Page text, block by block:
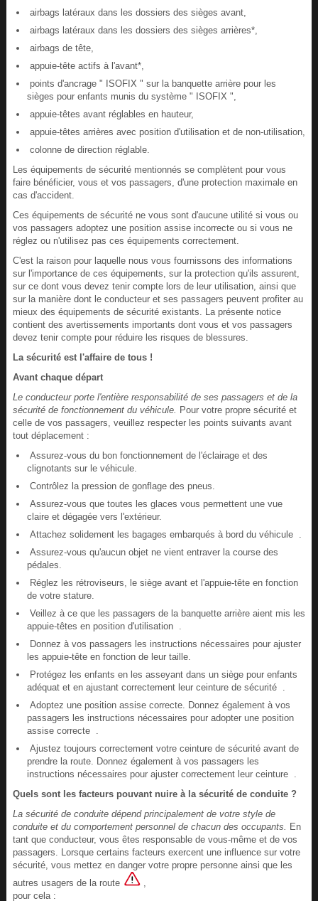
airbags latéraux dans les dossiers des sièges avant,
airbags latéraux dans les dossiers des sièges arrières*,
airbags de tête,
appuie-tête actifs à l'avant*,
points d'ancrage " ISOFIX " sur la banquette arrière pour les
sièges pour enfants munis du système " ISOFIX ",
appuie-têtes avant réglables en hauteur,
appuie-têtes arrières avec position d'utilisation et de non-utilisation,
colonne de direction réglable.
Les équipements de sécurité mentionnés se complètent pour vous
faire bénéficier, vous et vos passagers, d'une protection maximale en
cas d'accident.
Ces équipements de sécurité ne vous sont d'aucune utilité si vous ou
vos passagers adoptez une position assise incorrecte ou si vous ne
réglez ou n'utilisez pas ces équipements correctement.
C'est la raison pour laquelle nous vous fournissons des informations
sur l'importance de ces équipements, sur la protection qu'ils assurent,
sur ce dont vous devez tenir compte lors de leur utilisation, ainsi que
sur la manière dont le conducteur et ses passagers peuvent profiter au
mieux des équipements de sécurité existants. La présente notice
contient des avertissements importants dont vous et vos passagers
devez tenir compte pour réduire les risques de blessures.
La sécurité est l'affaire de tous !
Avant chaque départ
Le conducteur porte l'entière responsabilité de ses passagers et de la
sécurité de fonctionnement du véhicule. Pour votre propre sécurité et
celle de vos passagers, veuillez respecter les points suivants avant
tout déplacement :
Assurez-vous du bon fonctionnement de l'éclairage et des
clignotants sur le véhicule.
Contrôlez la pression de gonflage des pneus.
Assurez-vous que toutes les glaces vous permettent une vue
claire et dégagée vers l'extérieur.
Attachez solidement les bagages embarqués à bord du véhicule .
Assurez-vous qu'aucun objet ne vient entraver la course des
pédales.
Réglez les rétroviseurs, le siège avant et l'appuie-tête en fonction
de votre stature.
Veillez à ce que les passagers de la banquette arrière aient mis les
appuie-têtes en position d'utilisation .
Donnez à vos passagers les instructions nécessaires pour ajuster
les appuie-tête en fonction de leur taille.
Protégez les enfants en les asseyant dans un siège pour enfants
adéquat et en ajustant correctement leur ceinture de sécurité .
Adoptez une position assise correcte. Donnez également à vos
passagers les instructions nécessaires pour adopter une position
assise correcte .
Ajustez toujours correctement votre ceinture de sécurité avant de
prendre la route. Donnez également à vos passagers les
instructions nécessaires pour ajuster correctement leur ceinture .
Quels sont les facteurs pouvant nuire à la sécurité de conduite ?
La sécurité de conduite dépend principalement de votre style de
conduite et du comportement personnel de chacun des occupants.
En
tant que conducteur, vous êtes responsable de vous-même et de vos
passagers. Lorsque certains facteurs exercent une influence sur votre
sécurité, vous mettez en danger votre propre personne ainsi que les
autres usagers de la route
,
pour cela :